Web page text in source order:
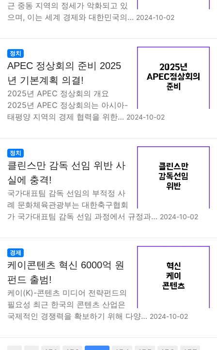
근 중동 지역의 정세가 악화되고 있
으며, 이는 세계 경제와 대한민국의… 2024-10-02
정치
APEC 정상회의 준비 2025
년 기본계획 의결!
2025년 APEC 정상회의 개요
2025년 APEC 정상회의는 아시아-
태평양 지역의 경제 협력을 위한… 2024-10-02
정치
클린스만 감독 선임 위반 사
실에 충격!
국가대표팀 감독 선임의 부적정 사
례 문화체육관광부는 대한축구협회
가 국가대표팀 감독 선임 과정에서 규정과… 2024-10-02
경제
케이콘텐츠 혁신 6000억 원
펀드 출범!
케이(K)-콘텐츠 미디어 전략펀드의
필요성 최근 한국의 콘텐츠 산업은
국제적인 경쟁력을 확보하기 위해 다양… 2024-10-02